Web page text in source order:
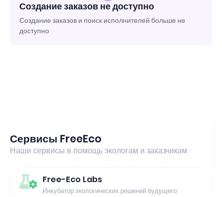
Создание заказов не доступно
Создание заказов и поиск исполнителей больше не
доступно
Сервисы FreeEco
Наши сервисы в помощь экологам и заказчикам
Free-Eco Labs
Инкубатор экологических решений будущего